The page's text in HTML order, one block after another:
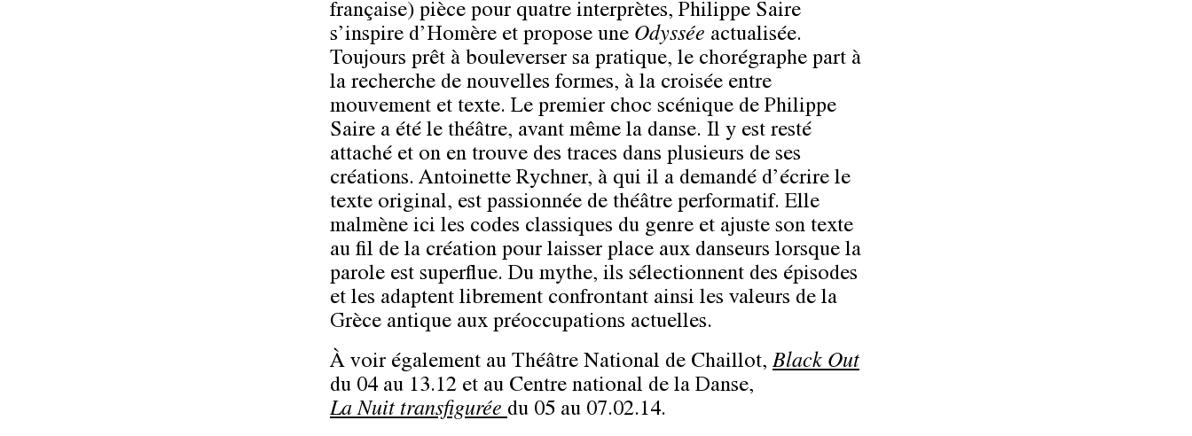
française) pièce pour quatre interprètes, Philippe Saire
s’inspire d’Homère et propose une Odyssée actualisée.
Toujours prêt à bouleverser sa pratique, le chorégraphe part à
la recherche de nouvelles formes, à la croisée entre
mouvement et texte. Le premier choc scénique de Philippe
Saire a été le théâtre, avant même la danse. Il y est resté
attaché et on en trouve des traces dans plusieurs de ses
créations. Antoinette Rychner, à qui il a demandé d’écrire le
texte original, est passionnée de théâtre performatif. Elle
malmène ici les codes classiques du genre et ajuste son texte
au fil de la création pour laisser place aux danseurs lorsque la
parole est superflue. Du mythe, ils sélectionnent des épisodes
et les adaptent librement confrontant ainsi les valeurs de la
Grèce antique aux préoccupations actuelles.
À voir également au Théâtre National de Chaillot, Black Out
du 04 au 13.12 et au Centre national de la Danse,
La Nuit transfigurée du 05 au 07.02.14.